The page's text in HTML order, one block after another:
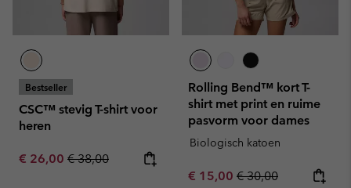
Bestseller
CSC™ stevig T-shirt voor
heren
Sale price:
€ 26,00 Regular price:
€ 38,00
Rolling Bend™ kort T-
shirt met print en ruime
pasvorm voor dames
Biologisch katoen
Sale price:
€ 15,00 Regular price:
€ 30,00